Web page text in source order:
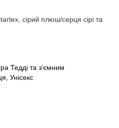
сірий плюш/серця сірі та